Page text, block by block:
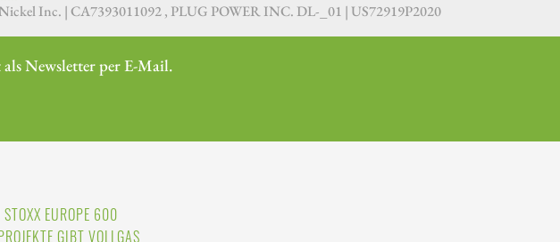
Inc. | CA7393011092 , PLUG POWER INC. DL-_01 | US72919P2020
Newsletter per E-Mail.
EUROPE 600
GIBT VOLLGAS